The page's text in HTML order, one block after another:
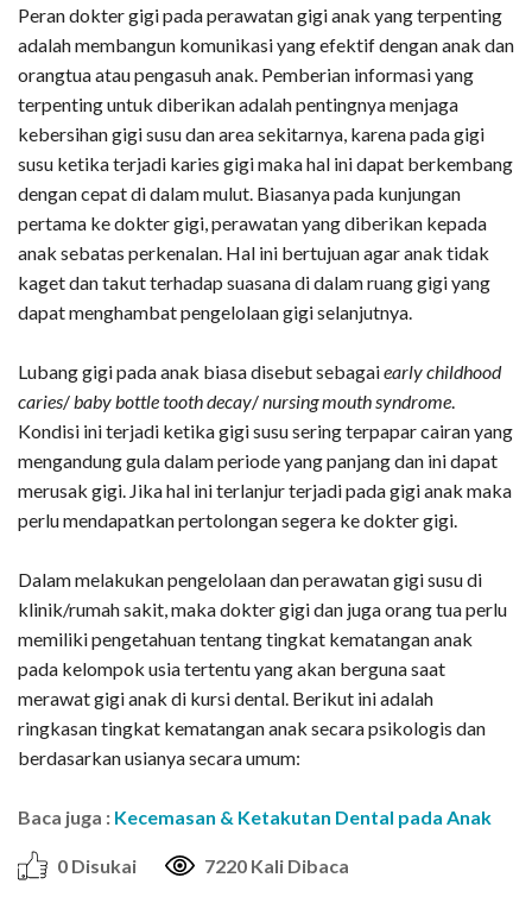
Peran dokter gigi pada perawatan gigi anak yang terpenting
adalah membangun komunikasi yang efektif dengan anak dan
orangtua atau pengasuh anak. Pemberian informasi yang
terpenting untuk diberikan adalah pentingnya menjaga
kebersihan gigi susu dan area sekitarnya, karena pada gigi
susu ketika terjadi karies gigi maka hal ini dapat berkembang
dengan cepat di dalam mulut. Biasanya pada kunjungan
pertama ke dokter gigi, perawatan yang diberikan kepada
anak sebatas perkenalan. Hal ini bertujuan agar anak tidak
kaget dan takut terhadap suasana di dalam ruang gigi yang
dapat menghambat pengelolaan gigi selanjutnya.
Lubang gigi pada anak biasa disebut sebagaiearly childhood
caries/baby bottle tooth decay/nursing mouth syndrome.
Kondisi ini terjadi ketika gigi susu sering terpapar cairan yang
mengandung gula dalam periode yang panjang dan ini dapat
merusak gigi. Jika hal ini terlanjur terjadi pada gigi anak maka
perlu mendapatkan pertolongan segera ke dokter gigi.
Dalam melakukan pengelolaan dan perawatan gigi susu di
klinik/rumah sakit, maka dokter gigi dan juga orang tua perlu
memiliki pengetahuan tentang tingkat kematangan anak
pada kelompok usia tertentu yang akan berguna saat
merawat gigi anak di kursi dental. Berikut ini adalah
ringkasan tingkat kematangan anak secara psikologis dan
berdasarkan usianya secara umum:
Baca juga : Kecemasan & Ketakutan Dental pada Anak
0 Disukai 7220 Kali Dibaca